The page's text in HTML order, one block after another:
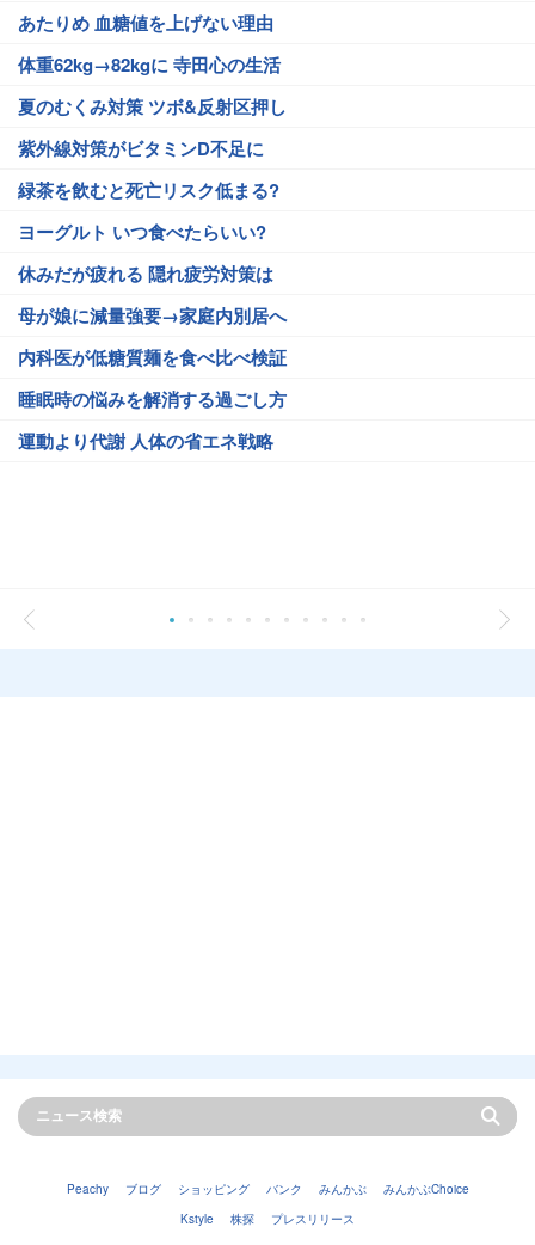
あたりめ 血糖値を上げない理由
体重62kg→82kgに 寺田心の生活
夏のむくみ対策 ツボ&反射区押し
紫外線対策がビタミンD不足に
緑茶を飲むと死亡リスク低まる?
ヨーグルト いつ食べたらいい?
休みだが疲れる 隠れ疲労対策は
母が娘に減量強要→家庭内別居へ
内科医が低糖質麺を食べ比べ検証
睡眠時の悩みを解消する過ごし方
運動より代謝 人体の省エネ戦略
Peachy ブログ ショッピング バンク みんかぶ
みんかぶChoice
Kstyle
株探 プレスリリース